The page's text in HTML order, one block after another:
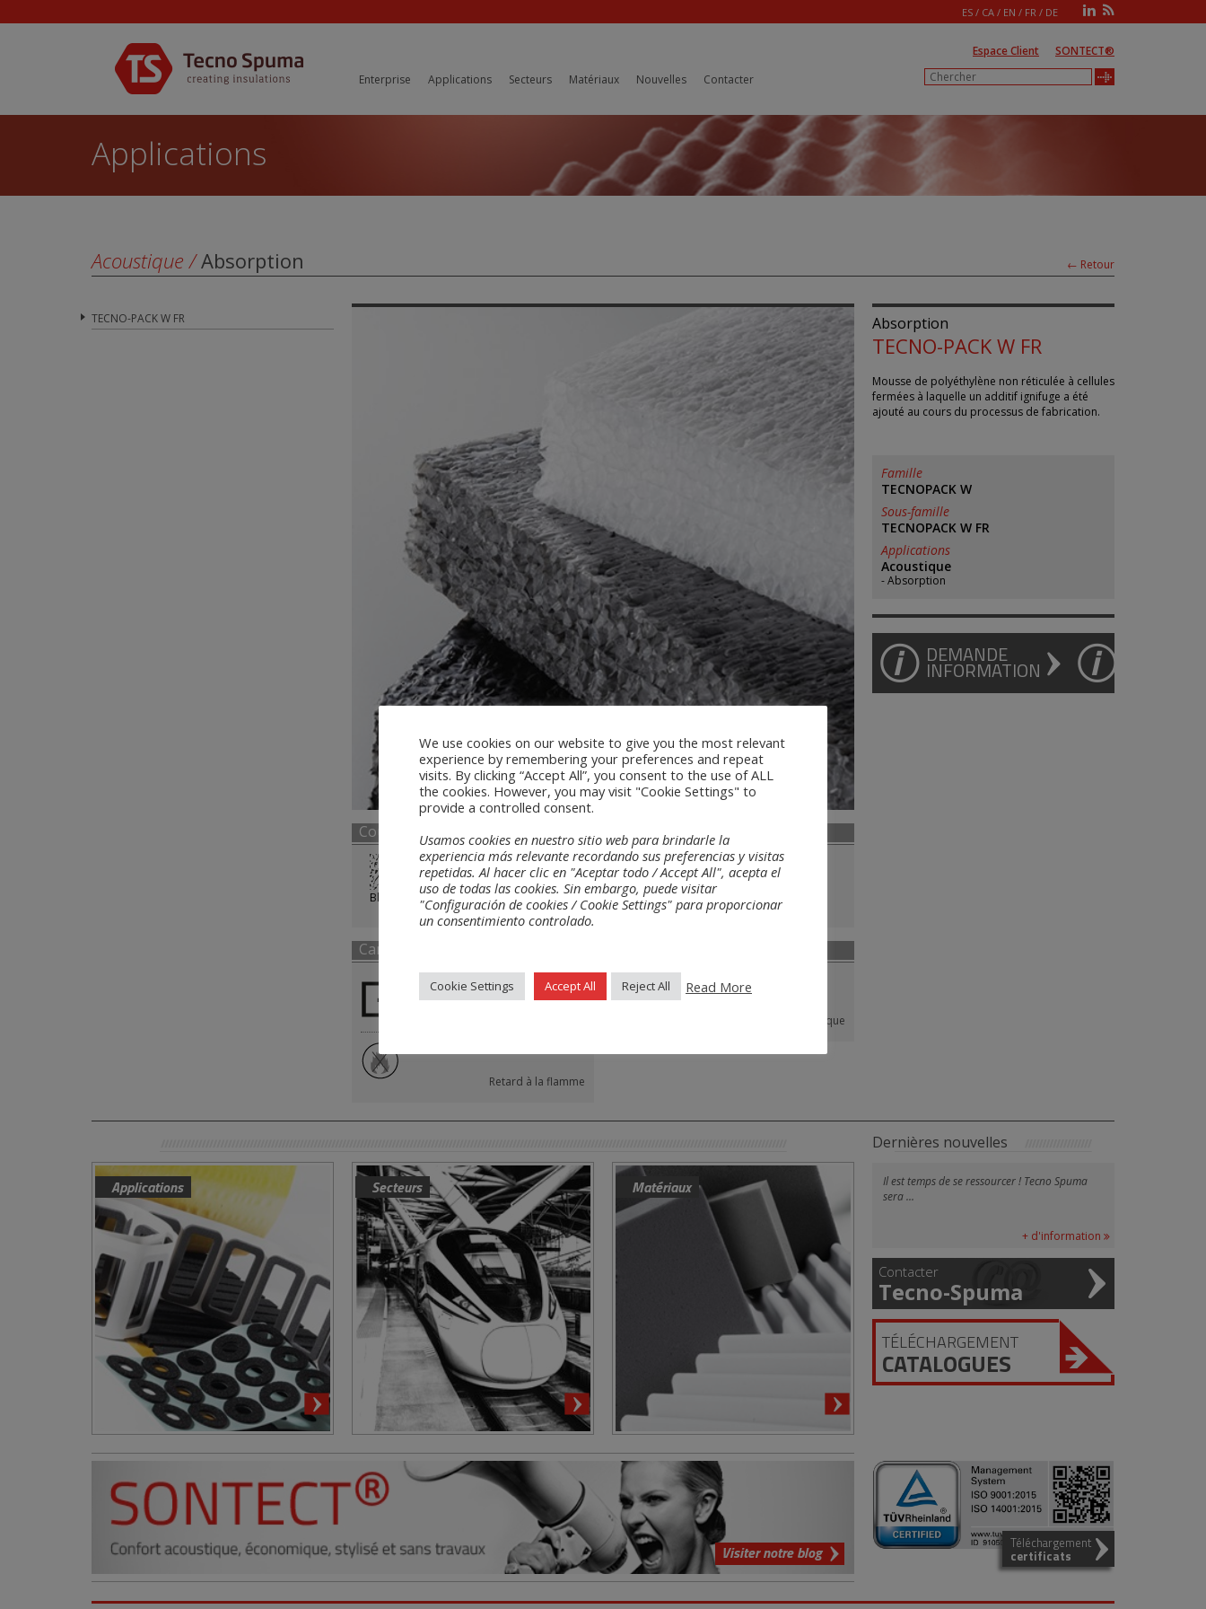
ES / CA / EN / FR / DE
Enterprise Applications Secteurs Matériaux Nouvelles Contacter
Espace Client SONTECT®
Applications
Acoustique /Absorption ← Retour
TECNO-PACK W FR
Couleurs
Blanc Noir
Caractéristiques
Retard à la flamme
Plaque
Absorption
TECNO-PACK W FR
Mousse de polyéthylène non réticulée à cellules
fermées à laquelle un additif ignifuge a été
ajouté au cours du processus de fabrication.
Famille
TECNOPACK W
Sous-famille
TECNOPACK W FR
Applications
Acoustique
Absorption
DEMANDE
INFORMATION
Applications Secteurs Matériaux
Dernières nouvelles
Il est temps de se ressourcer ! Tecno Spuma
sera ...
+ d'information
Contacter
Tecno-Spuma
TÉLÉCHARGEMENT
CATALOGUES
Visiter notre blog Téléchargement
certificats
We use cookies on our website to give you the most relevant
experience by remembering your preferences and repeat
visits. By clicking “Accept All”, you consent to the use of ALL
the cookies. However, you may visit "Cookie Settings" to
provide a controlled consent.
Usamos cookies en nuestro sitio web para brindarle la
experiencia más relevante recordando sus preferencias y visitas
repetidas. Al hacer clic en "Aceptar todo / Accept All", acepta el
uso de todas las cookies. Sin embargo, puede visitar
"Configuración de cookies / Cookie Settings" para proporcionar
un consentimiento controlado.
Cookie Settings Accept All Reject All Read More